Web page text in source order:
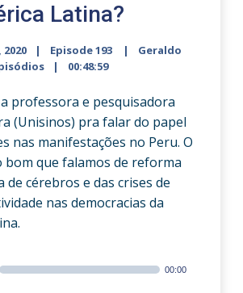
Latina?
Episode 193
Geraldo
00:48:59
professora e pesquisadora
(Unisinos) pra falar do papel
nas manifestações no Peru. O
bom que falamos de reforma
de cérebros e das crises de
nas democracias da
00:00